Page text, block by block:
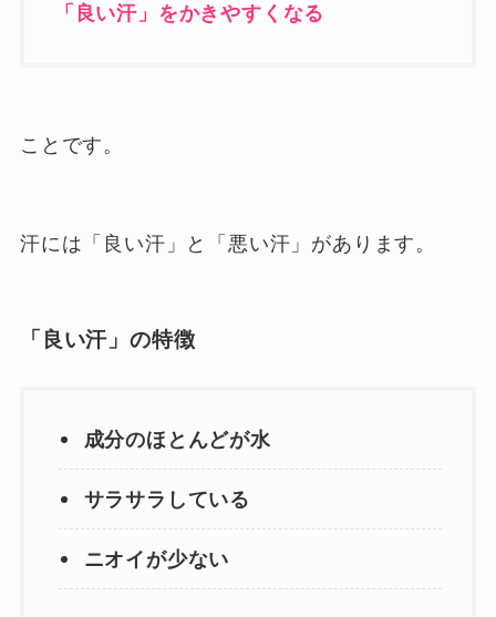
「良い汗」をかきやすくなる
ことです。
汗には「良い汗」と「悪い汗」があります。
「良い汗」の特徴
成分のほとんどが水
サラサラしている
ニオイが少ない